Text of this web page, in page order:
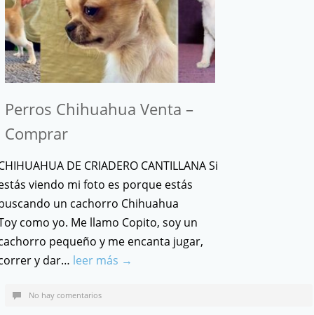
Perros Chihuahua Venta –
Comprar
DE CRIADERO CANTILLANA Si
viendo mi foto es porque estás
un cachorro Chihuahua
como yo. Me llamo Copito, soy un
pequeño y me encanta jugar,
y dar… leer más →
No hay comentarios